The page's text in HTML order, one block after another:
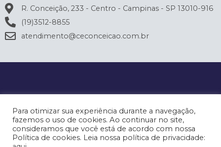
R. Conceição, 233 - Centro - Campinas - SP 13010-916
(19)3512-8855
atendimento@ceconceicao.com.br
Para otimizar sua experiência durante a navegação,
fazemos o uso de cookies. Ao continuar no site,
consideramos que você está de acordo com nossa
Política de cookies. Leia nossa política de privacidade: